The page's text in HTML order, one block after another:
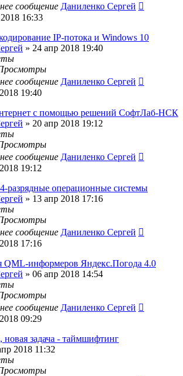
сообщение Даниленко Сергей
16:33
IP-потока и Windows 10
» 24 апр 2018 19:40
сообщение Даниленко Сергей
19:40
с помощью решений СофтЛаб-НСК
» 20 апр 2018 19:12
сообщение Даниленко Сергей
19:12
разрядные операционные системы
» 13 апр 2018 17:16
сообщение Даниленко Сергей
17:16
QML-информеров Яндекс.Погода 4.0
» 06 апр 2018 14:54
сообщение Даниленко Сергей
09:29
задача - таймшифтинг
2018 11:32